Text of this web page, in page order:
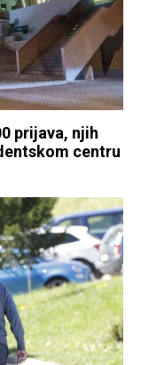
prijava, njih
centru